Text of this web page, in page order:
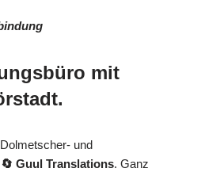
mit
und
🔄 Guul Translations. Ganz